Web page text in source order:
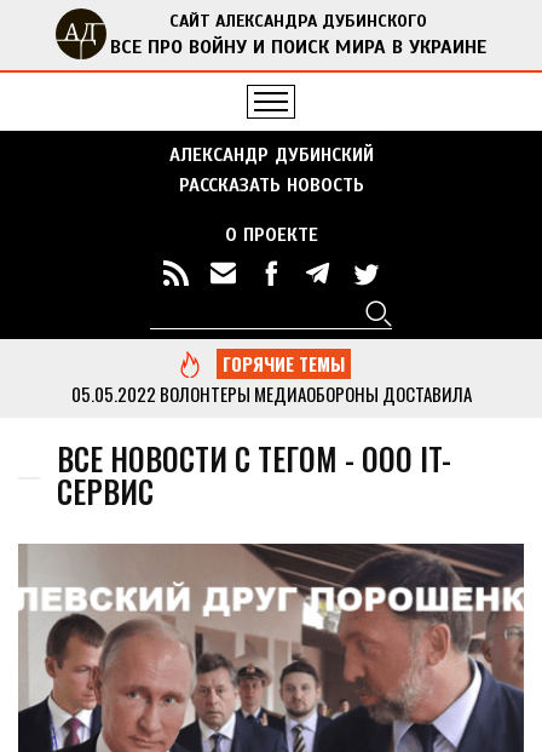
САЙТ АЛЕКСАНДРА ДУБИНСКОГО
ВСЕ ПРО ВОЙНУ И ПОИСК МИРА В УКРАИНЕ
АЛЕКСАНДР ДУБИНСКИЙ
РАССКАЗАТЬ НОВОСТЬ
О ПРОЕКТЕ
Форма поискаГОРЯЧИЕ ТЕМЫ
05.05.2022 ВОЛОНТЕРЫ МЕДИАОБОРОНЫ ДОСТАВИЛА
ОБЛАСТИ...
13.05.2022 ДУБИНСКИЙ ВМЕСТЕ С АКТИВИСТАМИ МЕДИАОБОРОНЫ
ПРИВЕЗ ГУМАНИТАРНУЮ ПОМОЩЬ В КИЕВСКУЮ ОБЛАСТЬ
ГУМАНИТАРНОЙ ПОМОЩИ ИЗ ИТАЛИИ...
МЕДИАОБОРОНА ДОСТАВИЛА ГУМАНИТАРНУЮ ПОМОЩЬ В
СЕЛА БУЧАНСКОГО РАЙОНА...
27.04.2022МЕДИАОБОРОНА ПОМОГЛА ВСУ НАЙТИ АВТО ДЛЯ
ФРОНТА И РАЗЫСКИВАЕТ ЕЩЕ ОДИН ПАРКЕТНИК ДЛЯ УКРАИНСКИХ
ВОИНОВ...
ВСЕ НОВОСТИ С ТЕГОМ - ООО IT-
СЕРВИС